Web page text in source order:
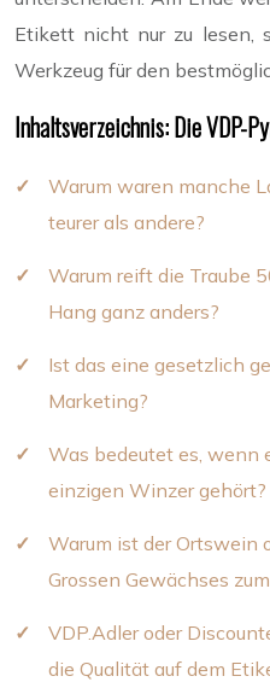
Etikett nicht nur zu lesen,
Werkzeug für den
Inhaltsverzeichnis: Die VDP-
Warum waren manche
teurer als andere?
Warum reift die Traube
Hang ganz anders?
Ist das eine gesetzlich
Marketing?
Was bedeutet es, wenn
einzigen Winzer gehört?
Warum ist der Ortswein
Grossen Gewächses
VDP.Adler oder
die Qualität auf dem